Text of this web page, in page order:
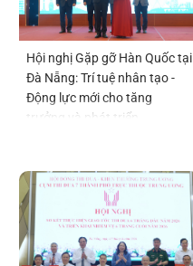
Hội nghị Gặp gỡ Hàn Quốc tại
Đà Nẵng: Trí tuệ nhân tạo -
Động lực mới cho tăng
trưởng và phát triển